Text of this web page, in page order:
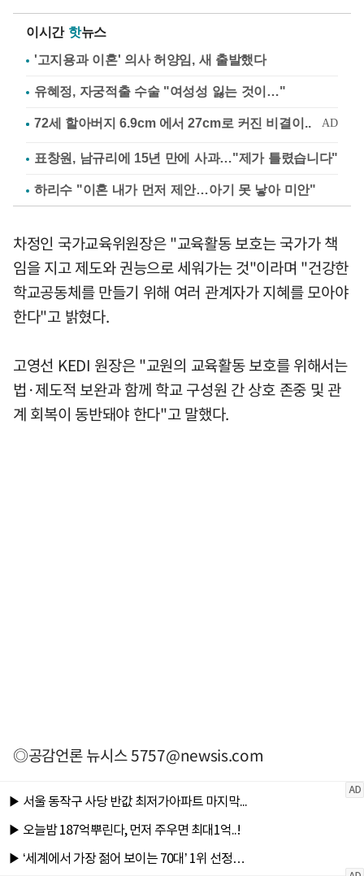
이시간 핫뉴스
'고지용과 이혼' 의사 허양임, 새 출발했다
유혜정, 자궁적출 수술 "여성성 잃는 것이…"
표창원, 남규리에 15년 만에 사과…"제가 틀렸습니다"
하리수 "이혼 내가 먼저 제안…아기 못 낳아 미안"
차정인 국가교육위원장은 "교육활동 보호는 국가가 책
임을 지고 제도와 권능으로 세워가는 것"이라며 "건강한
학교공동체를 만들기 위해 여러 관계자가 지혜를 모아야
한다"고 밝혔다.
고영선 KEDI 원장은 "교원의 교육활동 보호를 위해서는
법·제도적 보완과 함께 학교 구성원 간 상호 존중 및 관
계 회복이 동반돼야 한다"고 말했다.
◎공감언론 뉴시스5757@newsis.com